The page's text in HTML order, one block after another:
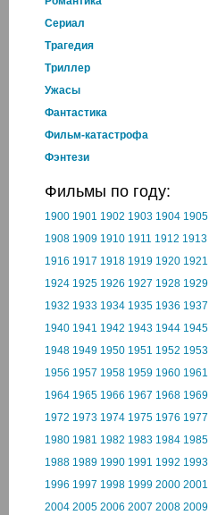
Cериал
Трагедия
Триллер
Ужасы
Фантастика
Фильм-катастрофа
Фэнтези
Фильмы по году:
1900 1901 1902 1903 1904 1905
1908 1909 1910 1911 1912 1913
1916 1917 1918 1919 1920 1921
1924 1925 1926 1927 1928 1929
1932 1933 1934 1935 1936 1937
1940 1941 1942 1943 1944 1945
1948 1949 1950 1951 1952 1953
1956 1957 1958 1959 1960 1961
1964 1965 1966 1967 1968 1969
1972 1973 1974 1975 1976 1977
1980 1981 1982 1983 1984 1985
1988 1989 1990 1991 1992 1993
1996 1997 1998 1999 2000 2001
2004 2005 2006 2007 2008 2009